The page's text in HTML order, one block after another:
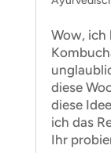
Wow, ich
diese
diese
ich das
Ihr